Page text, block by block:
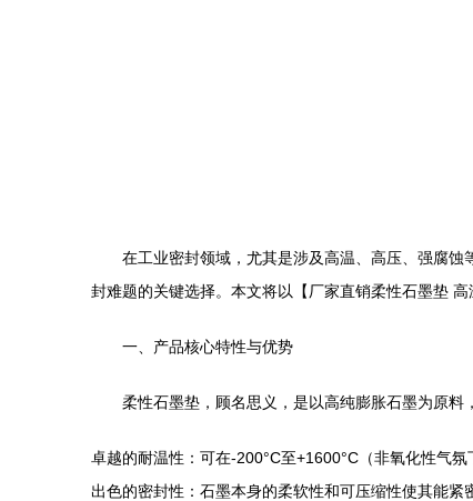
在工业密封领域，尤其是涉及高温、高压、强腐
封难题的关键选择。本文将以【厂家直销柔性石墨垫
一、产品核心特性与优势
柔性石墨垫，顾名思义，是以高纯膨胀石墨为原料
卓越的耐温性：可在-200°C至+1600°C（非氧化性气
出色的密封性：石墨本身的柔软性和可压缩性使其能紧